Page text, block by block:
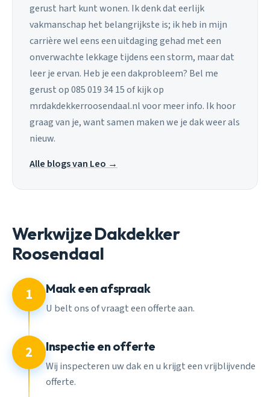
gerust hart kunt wonen. Ik denk dat eerlijk
vakmanschap het belangrijkste is; ik heb in mijn
carrière wel eens een uitdaging gehad met een
onverwachte lekkage tijdens een storm, maar dat
leer je ervan. Heb je een dakprobleem? Bel me
gerust op 085 019 34 15 of kijk op
mrdakdekkerroosendaal.nl voor meer info. Ik hoor
graag van je, want samen maken we je dak weer als
nieuw.
Alle blogs van Leo →
Werkwijze Dakdekker
Roosendaal
1 Maak een afspraak
U belt ons of vraagt een offerte aan.
2 Inspectie en offerte
Wij inspecteren uw dak en u krijgt een vrijblijvende
offerte.